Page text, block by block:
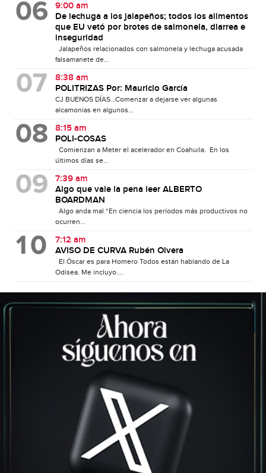
9:00 am
De lechuga a los jalapeños; todos los alimentos
que EU vetó por brotes de salmonela, diarrea e
inseguridad
Jalapeños relacionados con salmonela y lechuga acusada
falsamanete de...
8:38 am
POLITRIZAS Por: Mauricio García
CJ BUENOS DÍAS…Comenzar a dejarse ver algunas
alcamonías en algunos...
8:15 am
POLI-COSAS
Comienzan a Meter el acelerador en Coahuila. En los
últimos días se...
7:39 am
Algo que vale la pena leer ALBERTO
BOARDMAN
Algo anda mal “En ciencia los períodos más productivos no
ocurren...
7:12 am
AVISO DE CURVA Rubén Olvera
El Óscar es para Homero Todos están hablando de La
Odisea. Me incluyo....